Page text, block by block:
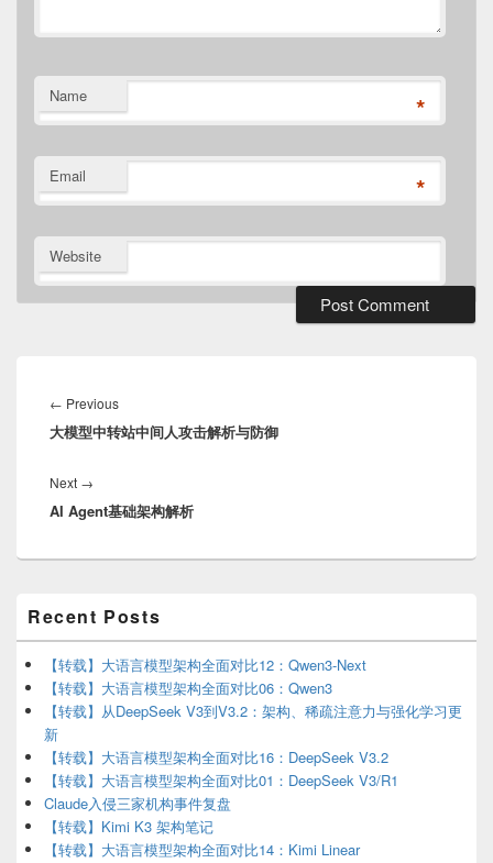
Name *
Email *
Website
navigation
← PreviousPrevious
post:
大模型中转站中间人攻击解析与防御
Next →
post:
AI Agent基础架构解析
Sidebar
Widget
Area
Recent Posts
【转载】大语言模型架构全面对比12：Qwen3-Next
【转载】大语言模型架构全面对比06：Qwen3
【转载】从DeepSeek V3到V3.2：架构、稀疏注意力与强化学习更
新
【转载】大语言模型架构全面对比16：DeepSeek V3.2
【转载】大语言模型架构全面对比01：DeepSeek V3/R1
Claude入侵三家机构事件复盘
【转载】Kimi K3 架构笔记
【转载】大语言模型架构全面对比14：Kimi Linear